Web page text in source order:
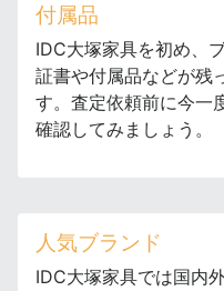
付属品
IDC大塚家具を初め、
証書や付属品などが残
す。査定依頼前に今一
確認してみましょう。
人気ブランド
IDC大塚家具では国内